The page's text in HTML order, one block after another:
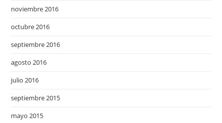
noviembre 2016
octubre 2016
septiembre 2016
agosto 2016
julio 2016
septiembre 2015
mayo 2015